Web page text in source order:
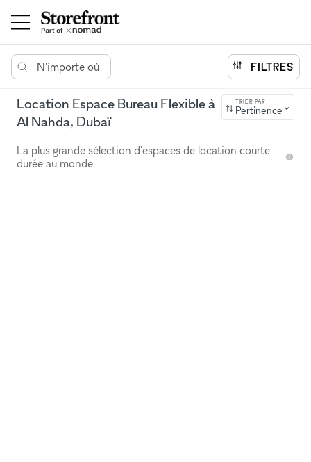
N'importe où FILTRES
Location Espace Bureau Flexible à
Al Nahda, Dubaï
TRIER PAR
Pertinence
La plus grande sélection d'espaces de location courte
durée au monde